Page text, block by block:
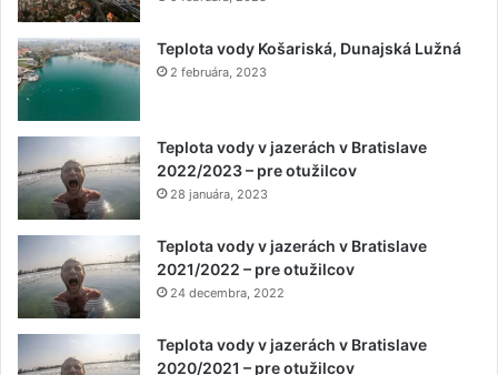
Teplota vody Košariská, Dunajská Lužná
2 februára, 2023
Teplota vody v jazerách v Bratislave
2022/2023 – pre otužilcov
28 januára, 2023
Teplota vody v jazerách v Bratislave
2021/2022 – pre otužilcov
24 decembra, 2022
Teplota vody v jazerách v Bratislave
2020/2021 – pre otužilcov